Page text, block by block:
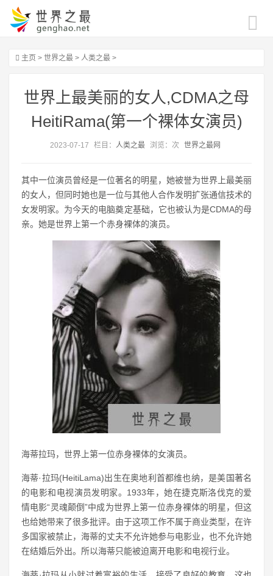
主页 > 世界之最 > 人类之最 >
世界上最美丽的女人,CDMA之母
HeitiRama(第一个裸体女演员)
2023-07-17 栏目： 人类之最 浏览： 次 世界之最网
其中一位演员曾经是一位著名的明星，她被誉为世界上最美丽
的女人，但同时她也是一位与其他人合作发明扩张通信技术的
女发明家。为今天的电脑奠定基础，它也被认为是CDMA的母
亲。她是世界上第一个赤身裸体的演员。
海蒂拉玛，世界上第一位赤身裸体的女演员。
海蒂·拉玛(HeitiLama)出生在奥地利首都维也纳，是美国著名
的电影和电视演员发明家。1933年，她在捷克斯洛伐克的爱
情电影“灵魂颠倒”中成为世界上第一位赤身裸体的明星，但这
也给她带来了很多批评。由于这项工作不属于商业类型，在许
多国家被禁止，海蒂的丈夫不允许她参与电影业，也不允许她
在结婚后外出。所以海蒂只能被迫离开电影和电视行业。